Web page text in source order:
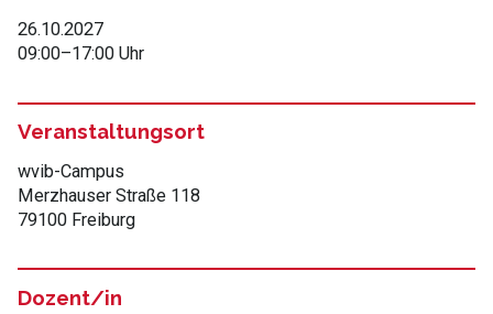
26.10.2027
09:00–17:00 Uhr
Veranstaltungsort
wvib-Campus
Merzhauser Straße 118
79100 Freiburg
Dozent/in